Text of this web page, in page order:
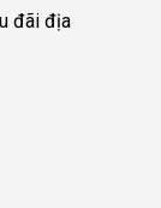
đãi địa